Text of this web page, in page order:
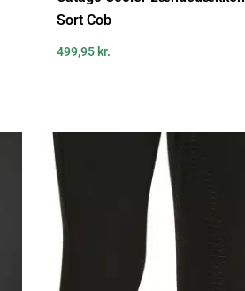
Sort Cob
499,95 kr.